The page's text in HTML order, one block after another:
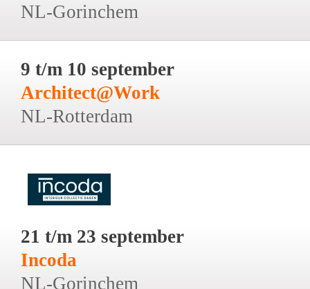
NL-Gorinchem
9 t/m 10 september
Architect@Work
NL-Rotterdam
21 t/m 23 september
Incoda
NL-Gorinchem